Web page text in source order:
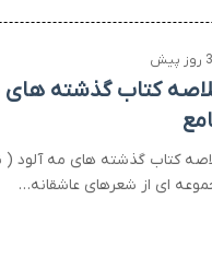
3 روز پیش
کتاب گذشته های
کتاب گذشته های مه آلود (
ای از شعرهای عاشقانه…